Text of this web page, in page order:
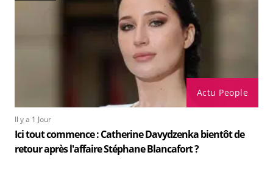
Actu People
Il y a 1 Jour
Ici tout commence : Catherine Davydzenka bientôt de
retour après l'affaire Stéphane Blancafort ?